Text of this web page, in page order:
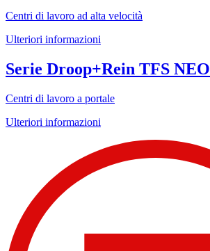
Centri di lavoro ad alta velocità
Ulteriori informazioni
Serie Droop+Rein TFS NEO
Centri di lavoro a portale
Ulteriori informazioni